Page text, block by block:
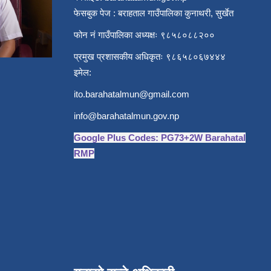
फेसबुक पेज : बराहताल गाउँपालिका कुनाथरी, सुर्खेत
फोन नं गाउँपालिका अध्यक्षः ९८५८०८८२००
प्रमुख प्रशासकीय अधिकृतः ९८६५८०६७४४४
इमेल:
ito.barahatalmun@gmail.com
info@barahatalmun.gov.np
Google Plus Codes: PG73+2W Barahatal
RMP